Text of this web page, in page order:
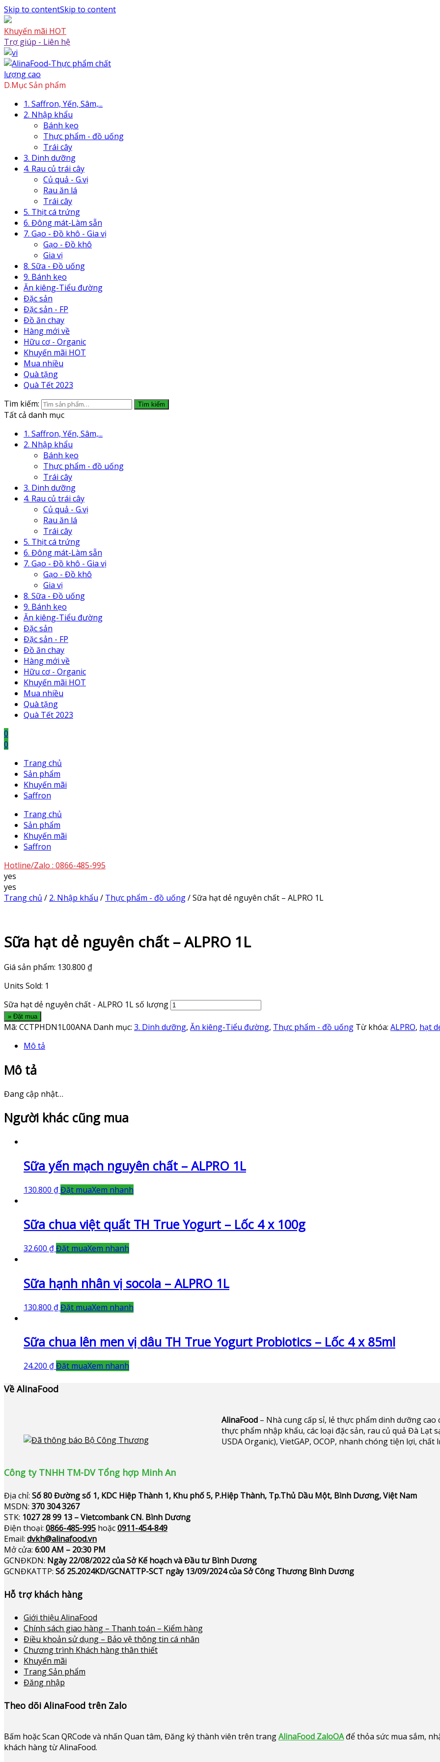
Skip to contentSkip to content
Khuyến mãi HOT
Trợ giúp - Liên hệ
D.Mục Sản phẩm
1. Saffron, Yến, Sâm,...
2. Nhập khẩu
Bánh kẹo
Thực phẩm - đồ uống
Trái cây
3. Dinh dưỡng
4. Rau củ trái cây
Củ quả - G.vị
Rau ăn lá
Trái cây
5. Thịt cá trứng
6. Đông mát-Làm sẵn
7. Gạo - Đồ khô - Gia vị
Gạo - Đồ khô
Gia vị
8. Sữa - Đồ uống
9. Bánh kẹo
Ăn kiêng-Tiểu đường
Đặc sản
Đặc sản - FP
Đồ ăn chay
Hàng mới về
Hữu cơ - Organic
Khuyến mãi HOT
Mua nhiều
Quà tặng
Quà Tết 2023
Tìm kiếm:
Tìm kiếm
Tất cả danh mục
1. Saffron, Yến, Sâm,...
2. Nhập khẩu
Bánh kẹo
Thực phẩm - đồ uống
Trái cây
3. Dinh dưỡng
4. Rau củ trái cây
Củ quả - G.vị
Rau ăn lá
Trái cây
5. Thịt cá trứng
6. Đông mát-Làm sẵn
7. Gạo - Đồ khô - Gia vị
Gạo - Đồ khô
Gia vị
8. Sữa - Đồ uống
9. Bánh kẹo
Ăn kiêng-Tiểu đường
Đặc sản
Đặc sản - FP
Đồ ăn chay
Hàng mới về
Hữu cơ - Organic
Khuyến mãi HOT
Mua nhiều
Quà tặng
Quà Tết 2023
0
0
Trang chủ
Sản phẩm
Khuyến mãi
Saffron
Trang chủ
Sản phẩm
Khuyến mãi
Saffron
Hotline/Zalo : 0866-485-995
yes
yes
Trang chủ / 2. Nhập khẩu / Thực phẩm - đồ uống/ Sữa hạt dẻ nguyên chất – ALPRO 1L
Sữa hạt dẻ nguyên chất – ALPRO 1L
Giá sản phẩm: 130.800 ₫
Units Sold: 1
Sữa hạt dẻ nguyên chất - ALPRO 1L số lượng
» Đặt mua
Mã: CCTPHDN1L00ANA Danh mục: 3. Dinh dưỡng, Ăn kiêng-Tiểu đường, Thực phẩm - đồ uống Từ khóa: ALPRO, hạt
Mô tả
Mô tả
Đang cập nhật…
Người khác cũng mua
Sữa yến mạch nguyên chất – ALPRO 1L
130.800 ₫Đặt muaXem nhanh
Sữa chua việt quất TH True Yogurt – Lốc 4 x 100g
32.600 ₫Đặt muaXem nhanh
Sữa hạnh nhân vị socola – ALPRO 1L
130.800 ₫Đặt muaXem nhanh
Sữa chua lên men vị dâu TH True Yogurt Probiotics – Lốc 4 x 85ml
24.200 ₫Đặt muaXem nhanh
Về AlinaFood
AlinaFood– Nhà cung cấp sỉ, lẻ thực phẩm dinh dưỡng
thực phẩm nhập khẩu, các loại đặc sản, rau củ quả Đà Lạt
USDA Organic), VietGAP, OCOP, nhanh chóng tiện lợi, chất
Công ty TNHH TM-DV Tổng hợp Minh An
Địa chỉ: Số 80 Đường số 1, KDC Hiệp Thành 1, Khu phố 5, P.Hiệp Thành, Tp.Thủ Dầu Một, Bình Dương, Việt Nam
MSDN: 370 304 3267
STK: 1027 28 99 13 – Vietcombank CN. Bình Dương
Điện thoại: 0866-485-995 hoặc0911-454-849
Email: dvkh@alinafood.vn
Mở cửa: 6:00 AM – 20:30 PM
GCNĐKDN: Ngày 22/08/2022 của Sở Kế hoạch và Đầu tư Bình Dương
GCNĐKATTP: Số 25.2024KD/GCNATTP-SCT ngày 13/09/2024 của Sở Công Thương Bình Dương
Hỗ trợ khách hàng
Giới thiệu AlinaFood
Chính sách giao hàng – Thanh toán – Kiểm hàng
Điều khoản sử dụng – Bảo vệ thông tin cá nhân
Chương trình Khách hàng thân thiết
Khuyến mãi
Trang Sản phẩm
Đăng nhập
Theo dõi AlinaFood trên Zalo
Bấm hoặcScan QRCode và nhấn Quan tâm, Đăng ký thành viên trên trangAlinaFood ZaloOAđể thỏa sức mua sắm,
khách hàng từ AlinaFood.